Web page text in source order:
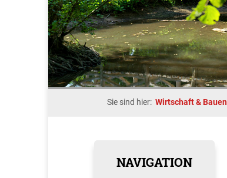
Sie sind hier: Wirtschaft & Bauen
NAVIGATION